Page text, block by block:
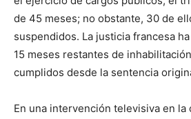
de 45 meses; no obstante, 30 de
suspendidos. La justicia francesa
15 meses restantes de
cumplidos desde la sentencia
En una intervención televisiva en la